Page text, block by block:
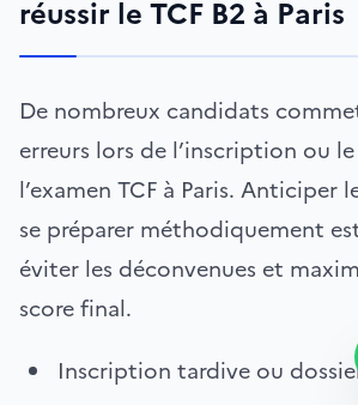
réussir le TCF B2 à Paris
De nombreux candidats
erreurs lors de l’inscription ou
l’examen TCF à Paris. Anticiper
se préparer méthodiquement
éviter les déconvenues et
score final.
Inscription tardive ou